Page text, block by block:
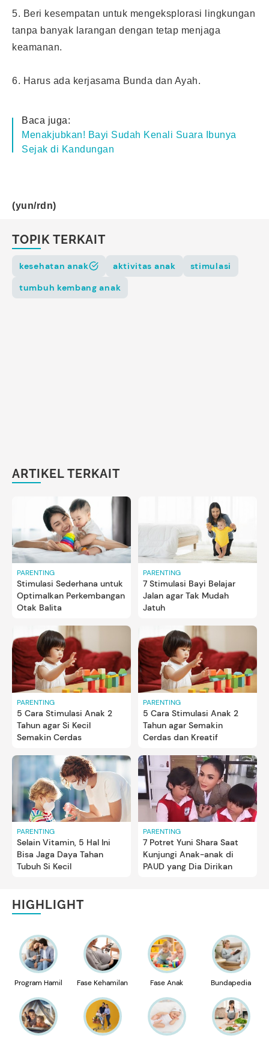
5. Beri kesempatan untuk mengeksplorasi lingkungan
tanpa banyak larangan dengan tetap menjaga
keamanan.
6. Harus ada kerjasama Bunda dan Ayah.
Baca juga:
Menakjubkan! Bayi Sudah Kenali Suara Ibunya
Sejak di Kandungan
(yun/rdn)
TOPIK TERKAIT
kesehatan anak aktivitas anak
stimulasi
tumbuh kembang anak
ARTIKEL TERKAIT
PARENTING
Stimulasi Sederhana untuk
Optimalkan Perkembangan
Otak Balita
PARENTING
7 Stimulasi Bayi Belajar
Jalan agar Tak Mudah
Jatuh
PARENTING
5 Cara Stimulasi Anak 2
Tahun agar Si Kecil
Semakin Cerdas
PARENTING
5 Cara Stimulasi Anak 2
Tahun agar Semakin
Cerdas dan Kreatif
PARENTING
Selain Vitamin, 5 Hal Ini
Bisa Jaga Daya Tahan
Tubuh Si Kecil
PARENTING
7 Potret Yuni Shara Saat
Kunjungi Anak-anak di
PAUD yang Dia Dirikan
HIGHLIGHT
Program Hamil Fase Kehamilan Fase Anak Bundapedia